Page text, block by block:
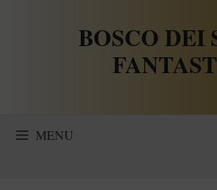
BOSCO DEI
MENU